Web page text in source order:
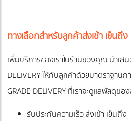
ทางเลือกสำหรับลูกค้าส่งเช้า เย็นถึง
เพิ่มบริการของเราในร้านของคุณ นำเส
DELIVERY ให้กับลูกค้าด้วยมาตราฐาน
GRADE DELIVERY ที่เราจะดูแลพัสดุข
รับประกันความเร็ว ส่งเช้า เย็นถึง